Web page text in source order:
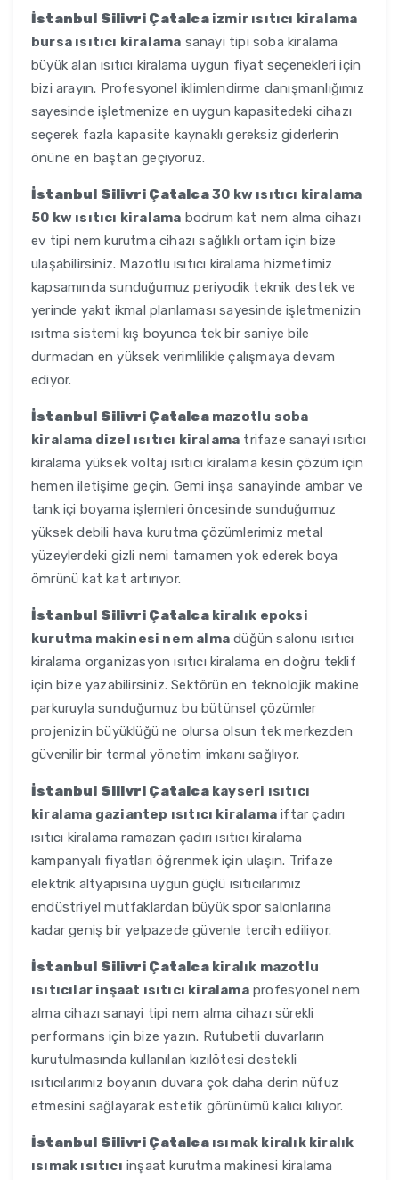
İstanbul Silivri Çatalcaizmir ısıtıcı kiralama
bursa ısıtıcı kiralama sanayi tipi soba kiralama
büyük alan ısıtıcı kiralama uygun fiyat seçenekleri için
bizi arayın. Profesyonel iklimlendirme danışmanlığımız
sayesinde işletmenize en uygun kapasitedeki cihazı
seçerek fazla kapasite kaynaklı gereksiz giderlerin
önüne en baştan geçiyoruz.
İstanbul Silivri Çatalca30 kw ısıtıcı kiralama
50 kw ısıtıcı kiralama bodrum kat nem alma cihazı
ev tipi nem kurutma cihazı sağlıklı ortam için bize
ulaşabilirsiniz. Mazotlu ısıtıcı kiralama hizmetimiz
kapsamında sunduğumuz periyodik teknik destek ve
yerinde yakıt ikmal planlaması sayesinde işletmenizin
ısıtma sistemi kış boyunca tek bir saniye bile
durmadan en yüksek verimlilikle çalışmaya devam
ediyor.
İstanbul Silivri Çatalcamazotlu soba
kiralama dizel ısıtıcı kiralama trifaze sanayi ısıtıcı
kiralama yüksek voltaj ısıtıcı kiralama kesin çözüm için
hemen iletişime geçin. Gemi inşa sanayinde ambar ve
tank içi boyama işlemleri öncesinde sunduğumuz
yüksek debili hava kurutma çözümlerimiz metal
yüzeylerdeki gizli nemi tamamen yok ederek boya
ömrünü kat kat artırıyor.
İstanbul Silivri Çatalcakiralık epoksi
kurutma makinesi nem alma düğün salonu ısıtıcı
kiralama organizasyon ısıtıcı kiralama en doğru teklif
için bize yazabilirsiniz. Sektörün en teknolojik makine
parkuruyla sunduğumuz bu bütünsel çözümler
projenizin büyüklüğü ne olursa olsun tek merkezden
güvenilir bir termal yönetim imkanı sağlıyor.
İstanbul Silivri Çatalcakayseri ısıtıcı
kiralama gaziantep ısıtıcı kiralama iftar çadırı
ısıtıcı kiralama ramazan çadırı ısıtıcı kiralama
kampanyalı fiyatları öğrenmek için ulaşın. Trifaze
elektrik altyapısına uygun güçlü ısıtıcılarımız
endüstriyel mutfaklardan büyük spor salonlarına
kadar geniş bir yelpazede güvenle tercih ediliyor.
İstanbul Silivri Çatalcakiralık mazotlu
ısıtıcılar inşaat ısıtıcı kiralamaprofesyonel nem
alma cihazı sanayi tipi nem alma cihazı sürekli
performans için bize yazın. Rutubetli duvarların
kurutulmasında kullanılan kızılötesi destekli
ısıtıcılarımız boyanın duvara çok daha derin nüfuz
etmesini sağlayarak estetik görünümü kalıcı kılıyor.
İstanbul Silivri Çatalcaısımak kiralık kiralık
ısımak ısıtıcı inşaat kurutma makinesi kiralama